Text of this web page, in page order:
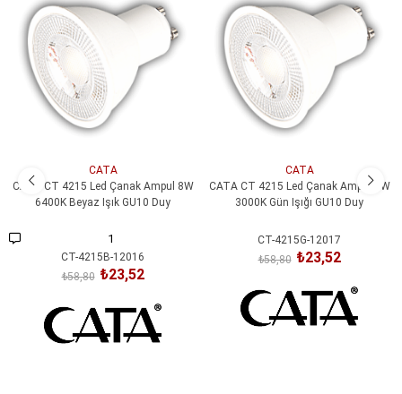
İndirim
%60İndirim
CATA
CATA CT 4215 Led Çanak Ampul 8W
6400K Beyaz Işık GU10 Duy
1
CT-4215B-12016
₺23,52
₺58,80
İndirim
%60İndirim
CATA
CATA CT 4215 Led Çanak Ampul 8W
3000K Gün Işığı GU10 Duy
CT-4215G-12017
₺23,52
₺58,80